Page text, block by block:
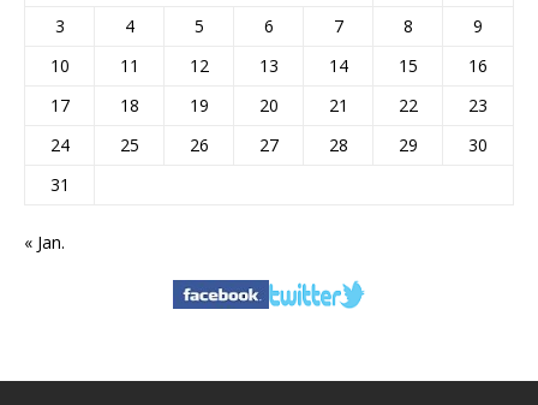
3
4 5 6 7 8
9
10
11 12 13 14 15
16
17
18 19 20 21 22
23
24
25 26 27 28 29
30
31
« Jan.